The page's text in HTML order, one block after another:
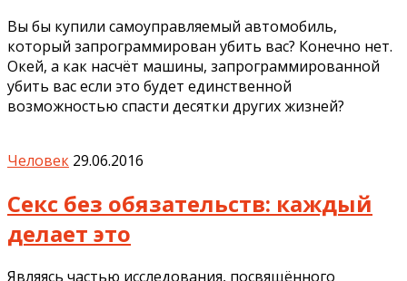
Вы бы купили самоуправляемый автомобиль,
который запрограммирован убить вас? Конечно нет.
Окей, а как насчёт машины, запрограммированной
убить вас если это будет единственной
возможностью спасти десятки других жизней?
Человек 29.06.2016
Секс без обязательств: каждый
делает это
Являясь частью исследования, посвящённого